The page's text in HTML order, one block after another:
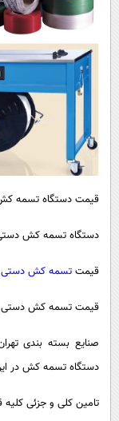
قیمت دستگاه تسمه
دستگاه تسمه کش
قیمتتسمه کش دستی
قیمت تسمه کش دستی
صنایع بسته بندی
دستگاه تسمه کش در
تامین کلی و جزئی